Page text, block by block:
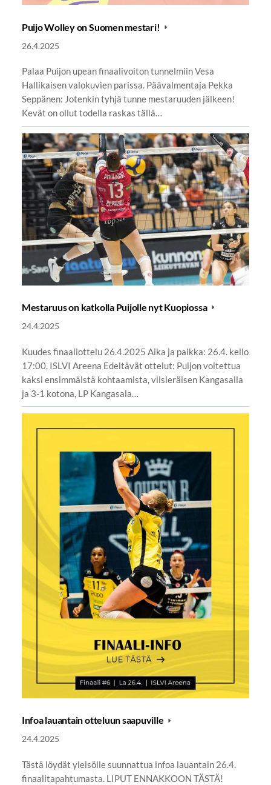
Puijo Wolley on Suomen mestari!
26.4.2025
Palaa Puijon upean finaalivoiton tunnelmiin Vesa
Hallikaisen valokuvien parissa. Päävalmentaja Pekka
Seppänen: Jotenkin tyhjä tunne mestaruuden jälkeen!
Kevät on ollut todella raskas tällä…
Mestaruus on katkolla Puijolle nyt Kuopiossa
24.4.2025
Kuudes finaaliottelu 26.4.2025 Aika ja paikka: 26.4. kello
17:00, ISLVI Areena Edeltävät ottelut: Puijon voitettua
kaksi ensimmäistä kohtaamista, viisieräisen Kangasalla
ja 3-1 kotona, LP Kangasala…
Infoa lauantain otteluun saapuville
24.4.2025
Tästä löydät yleisölle suunnattua infoa lauantain 26.4.
finaalitapahtumasta. LIPUT ENNAKKOON TÄSTÄ!